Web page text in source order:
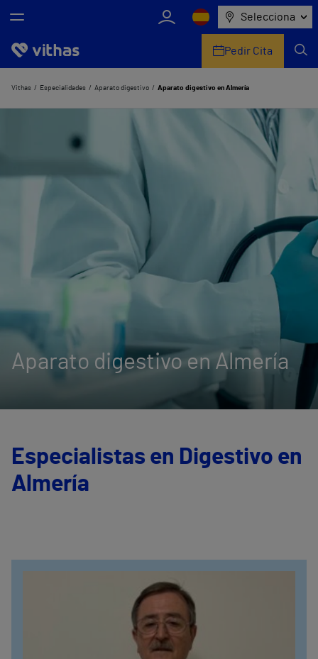
Selecciona
Nosotros
Pedir Cita
Vithas Especialidades Aparato digestivo Aparato digestivo en Almería
Aparato digestivo en Almería
Especialistas en Digestivo en
Almería